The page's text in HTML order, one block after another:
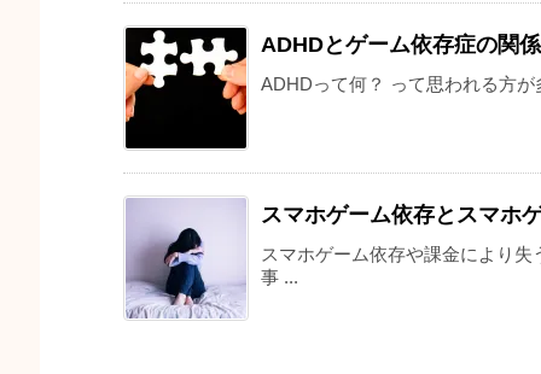
ADHDとゲーム依存症の関係
ADHDって何？ って思われる方
スマホゲーム依存とスマホ
スマホゲーム依存や課金により
事 ...